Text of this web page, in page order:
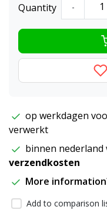
Quantity -
op werkdagen
verwerkt
binnen nederland
verzendkosten
More
Add to comparison